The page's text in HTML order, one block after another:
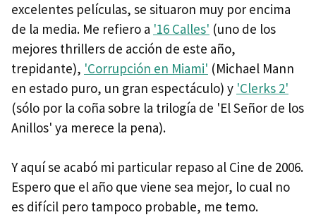
excelentes películas, se situaron muy por encima
de la media. Me refiero a '16 Calles' (uno de los
mejores thrillers de acción de este año,
trepidante), 'Corrupción en Miami' (Michael Mann
en estado puro, un gran espectáculo) y 'Clerks 2'
(sólo por la coña sobre la trilogía de 'El Señor de los
Anillos' ya merece la pena).
Y aquí se acabó mi particular repaso al Cine de 2006.
Espero que el año que viene sea mejor, lo cual no
es difícil pero tampoco probable, me temo.